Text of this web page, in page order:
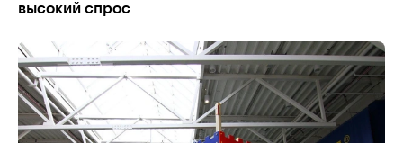
высокий спрос